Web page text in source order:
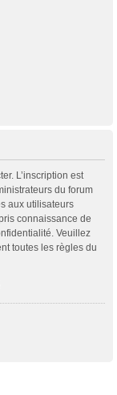
L’inscription est
du forum
aux utilisateurs
connaissance de
Veuillez
toutes les règles du